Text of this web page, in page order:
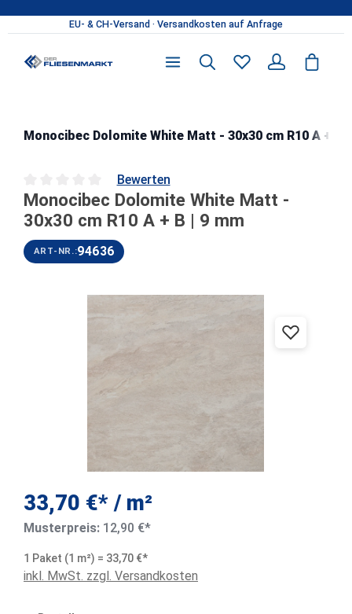
Zum Hauptinhalt springen
Monocibec Dolomite White Matt - 30x30 cm R10 A + B |
Durchschnittliche Bewertung von 0 von 5 Sternen
Bewerten
Monocibec Dolomite White Matt -
30x30 cm R10 A + B | 9 mm
ART-NR.:94636
Bildergalerie überspringen
33,70 €* / m²
Musterpreis: 12,90 €*
1 Paket (1 m²) = 33,70 €*
inkl. MwSt. zzgl. Versandkosten